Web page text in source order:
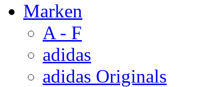
Marken
A - F
adidas
adidas Originals